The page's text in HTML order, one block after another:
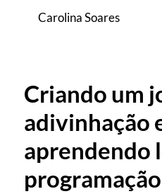
Carolina Soares
Criando um
adivinhação
aprendendo
programação